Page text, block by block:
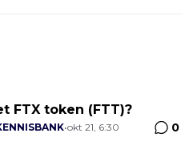
FTX token (FTT)?
•okt 21, 6:30 0